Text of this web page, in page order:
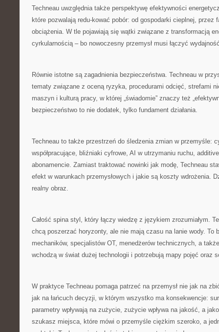
Techneau uwzględnia także perspektywę efektywności
które pozwalają redu-kować pobór: od gospodarki cieplnej, przez
obciążenia. W tle pojawiają się wątki związane z transformacją
cyrkularnością – bo nowoczesny przemysł musi łączyć
Równie istotne są zagadnienia bezpieczeństwa. Techneau w
tematy związane z oceną ryzyka, procedurami odcięć, strefami
maszyn i kulturą pracy, w której „świadomie” znaczy też
bezpieczeństwo to nie dodatek, tylko fundament działania.
Techneau to także przestrzeń do śledzenia zmian w przemyśle:
współpracujące, bliźniaki cyfrowe, AI w utrzymaniu ruchu,
abonamencie. Zamiast traktować nowinki jak modę, Techneau
efekt w warunkach przemysłowych i jakie są koszty wdrożenia.
realny obraz.
Całość spina styl, który łączy wiedzę z językiem zrozumiałym.
chcą poszerzać horyzonty, ale nie mają czasu na lanie wody. To
mechaników, specjalistów OT, menedżerów technicznych, a
wchodzą w świat dużej technologii i potrzebują mapy pojęć oraz
W praktyce Techneau pomaga patrzeć na przemysł nie jak na
jak na łańcuch decyzji, w którym wszystko ma konsekwencje:
parametry wpływają na zużycie, zużycie wpływa na jakość, a
szukasz miejsca, które mówi o przemyśle ciężkim szeroko, a